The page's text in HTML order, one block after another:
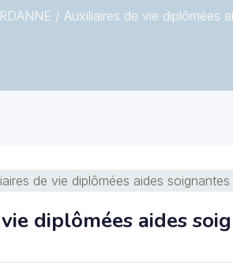
/ Auxiliaires de vie diplômées
diplômées aides